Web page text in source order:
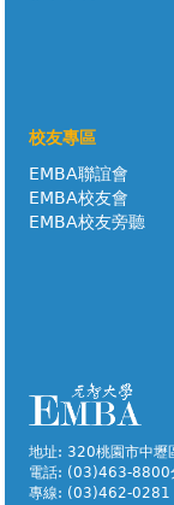
地址: 320桃園市中
電話: (03)463-
專線: (03)462-0281
校友專區
EMBA聯誼會
EMBA校友會
EMBA校友旁聽